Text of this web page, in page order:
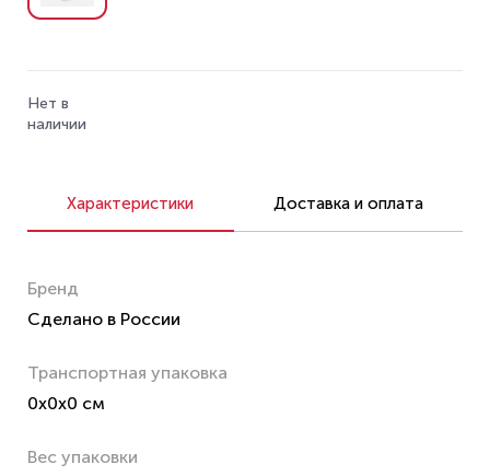
Нет в
наличии
Характеристики Доставка и оплата
Бренд
Сделано в России
Транспортная упаковка
0x0x0 см
Вес упаковки